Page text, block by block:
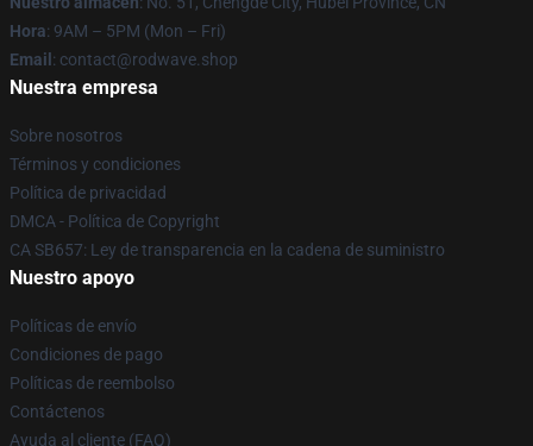
Hora: 9AM – 5PM (Mon – Fri)
Email : contact@rodwave.shop
Nuestra empresa
Sobre nosotros
Términos y condiciones
Política de privacidad
DMCA - Política de Copyright
CA SB657: Ley de transparencia en la cadena de suministro
Nuestro apoyo
Políticas de envío
Condiciones de pago
Políticas de reembolso
Contáctenos
Ayuda al cliente (FAQ)